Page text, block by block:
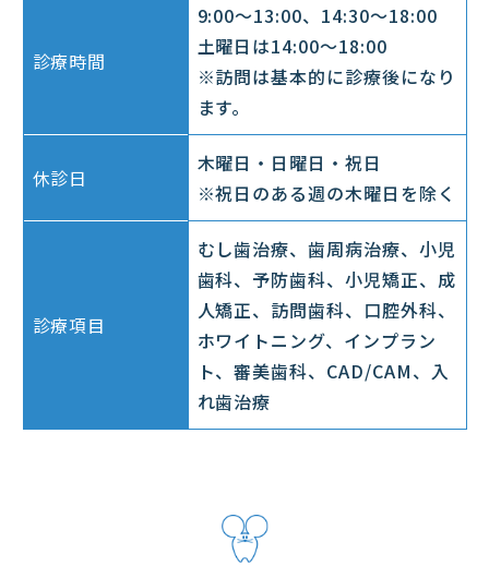
診療時間
9:00～13:00、14:30～18:00
土曜日は14:00～18:00
※訪問は基本的に診療後になり
ます。
休診日
木曜日・日曜日・祝日
※祝日のある週の木曜日を除く
診療項目
むし歯治療、歯周病治療、小児
歯科、予防歯科、小児矯正、成
人矯正、訪問歯科、口腔外科、
ホワイトニング、インプラン
ト、審美歯科、CAD/CAM、入
れ歯治療